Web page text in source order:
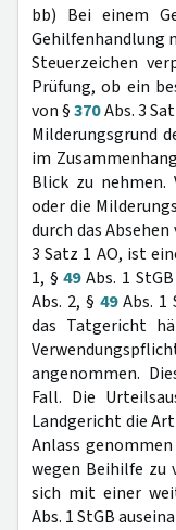
bb) Bei einem
Gehilfenhandlung
Steuerzeichen
Prüfung, ob ein
von §370Abs. 3
Milderungsgrund
im
Blick zu nehmen.
oder die
durch das
3 Satz 1 AO, ist
1, §49Abs. 1
Abs. 2, § 49Abs. 1
das Tatgericht
angenommen.
Fall. Die
Landgericht die
Anlass
wegen Beihilfe zu
sich mit einer
Abs. 1 StGB